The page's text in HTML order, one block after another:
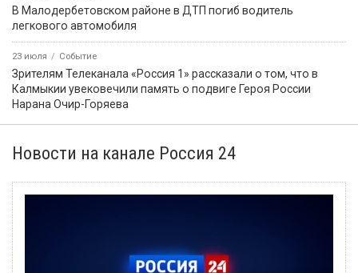
В Малодербетовском районе в ДТП погиб водитель
легкового автомобиля
23 июля Событие
Зрителям Телеканала «Россия 1» рассказали о том, что в
Калмыкии увековечили память о подвиге Героя России
Нарана Очир-Горяева
Новости на канале Россия 24